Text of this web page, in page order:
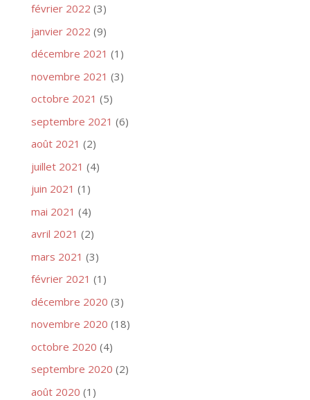
février 2022 (3)
janvier 2022 (9)
décembre 2021 (1)
novembre 2021 (3)
octobre 2021 (5)
septembre 2021 (6)
août 2021 (2)
juillet 2021 (4)
juin 2021 (1)
mai 2021 (4)
avril 2021 (2)
mars 2021 (3)
février 2021 (1)
décembre 2020 (3)
novembre 2020 (18)
octobre 2020 (4)
septembre 2020 (2)
août 2020 (1)